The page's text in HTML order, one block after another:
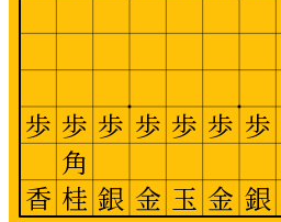
歩
銀
歩
金
歩
玉
歩
金
歩
銀
歩
角
桂
歩
香